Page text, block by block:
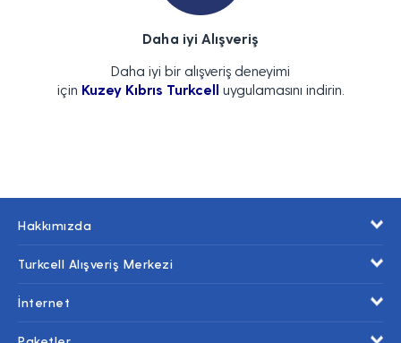
Daha iyi Alışveriş
Daha iyi bir alışveriş deneyimi
için Kuzey Kıbrıs Turkcell uygulamasını indirin.
Hakkımızda
Turkcell Alışveriş Merkezi
İnternet